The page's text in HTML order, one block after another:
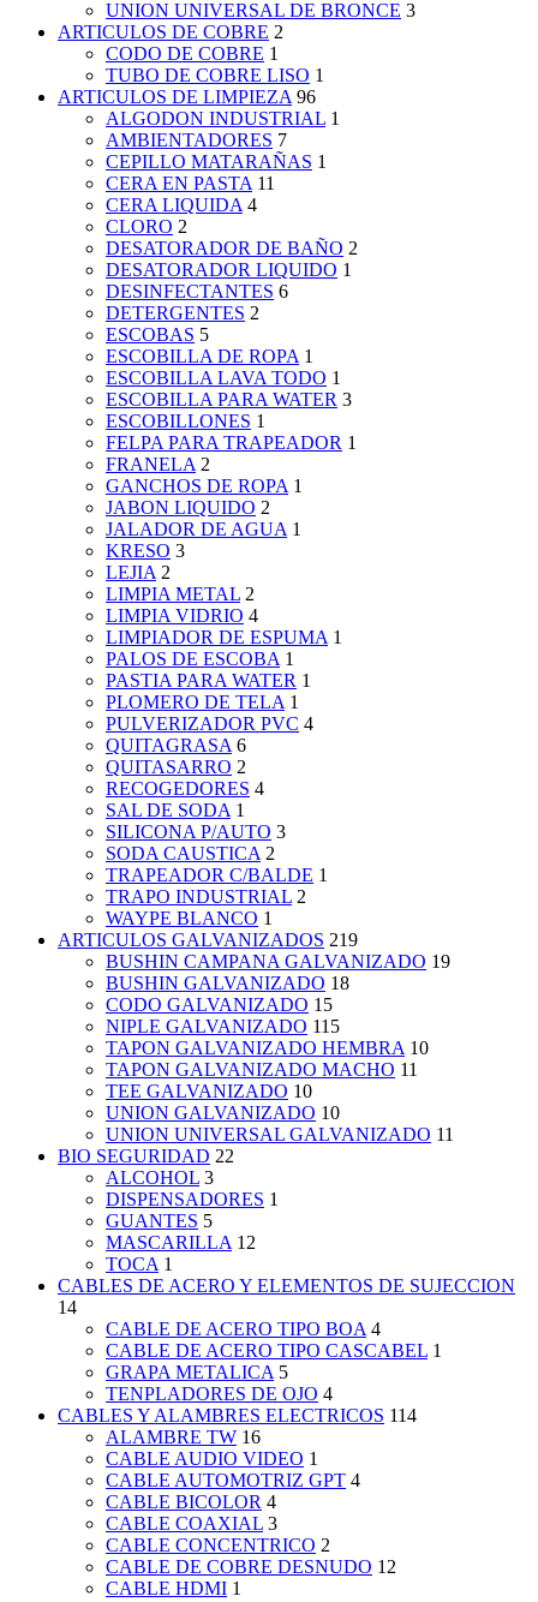
UNION UNIVERSAL DE BRONCE 3
ARTICULOS DE COBRE 2
CODO DE COBRE 1
TUBO DE COBRE LISO 1
ARTICULOS DE LIMPIEZA 96
ALGODON INDUSTRIAL 1
AMBIENTADORES 7
CEPILLO MATARAÑAS 1
CERA EN PASTA 11
CERA LIQUIDA 4
CLORO 2
DESATORADOR DE BAÑO 2
DESATORADOR LIQUIDO 1
DESINFECTANTES 6
DETERGENTES 2
ESCOBAS 5
ESCOBILLA DE ROPA 1
ESCOBILLA LAVA TODO 1
ESCOBILLA PARA WATER 3
ESCOBILLONES 1
FELPA PARA TRAPEADOR 1
FRANELA 2
GANCHOS DE ROPA 1
JABON LIQUIDO 2
JALADOR DE AGUA 1
KRESO 3
LEJIA 2
LIMPIA METAL 2
LIMPIA VIDRIO 4
LIMPIADOR DE ESPUMA 1
PALOS DE ESCOBA 1
PASTIA PARA WATER 1
PLOMERO DE TELA 1
PULVERIZADOR PVC 4
QUITAGRASA 6
QUITASARRO 2
RECOGEDORES 4
SAL DE SODA 1
SILICONA P/AUTO 3
SODA CAUSTICA 2
TRAPEADOR C/BALDE 1
TRAPO INDUSTRIAL 2
WAYPE BLANCO 1
ARTICULOS GALVANIZADOS 219
BUSHIN CAMPANA GALVANIZADO 19
BUSHIN GALVANIZADO 18
CODO GALVANIZADO 15
NIPLE GALVANIZADO 115
TAPON GALVANIZADO HEMBRA 10
TAPON GALVANIZADO MACHO 11
TEE GALVANIZADO 10
UNION GALVANIZADO 10
UNION UNIVERSAL GALVANIZADO 11
BIO SEGURIDAD 22
ALCOHOL 3
DISPENSADORES 1
GUANTES 5
MASCARILLA 12
TOCA 1
CABLES DE ACERO Y ELEMENTOS DE SUJECCION
14
CABLE DE ACERO TIPO BOA 4
CABLE DE ACERO TIPO CASCABEL 1
GRAPA METALICA 5
TENPLADORES DE OJO 4
CABLES Y ALAMBRES ELECTRICOS 114
ALAMBRE TW 16
CABLE AUDIO VIDEO 1
CABLE AUTOMOTRIZ GPT 4
CABLE BICOLOR 4
CABLE COAXIAL 3
CABLE CONCENTRICO 2
CABLE DE COBRE DESNUDO 12
CABLE HDMI 1